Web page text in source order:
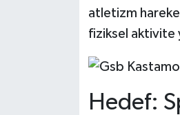
atletizm
fiziksel aktivite
Hedef: